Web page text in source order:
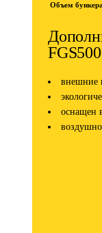
Объем
FGS500
внешние
оснащен